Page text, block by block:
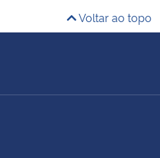
Voltar ao topo